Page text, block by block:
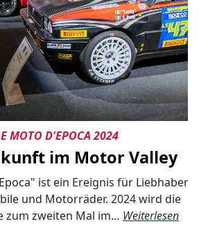
MOTO D'EPOCA 2024
im Motor Valley
ist ein Ereignis für Liebhaber
und Motorräder. 2024 wird die
zum zweiten Mal im… Weiterlesen